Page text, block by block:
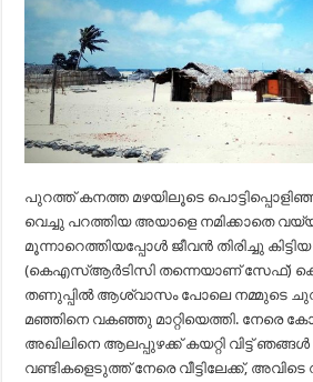
പുറത്ത് കനത്ത മഴയിലൂടെ
വെച്ചു പറത്തിയ അയാളെ നമിക്കാതെ
മൂന്നാറെത്തിയപ്പോള്‍ ജീവന്‍ തിരിച്ചു
(കെഎസ്ആര്‍ടിസി തന്നെയാണ് സേഫ്)
തണുപ്പില്‍ ആശ്വാസം പോലെ നമ്മുടെ
മഞ്ഞിനെ വകഞ്ഞു മാറ്റിയെത്തി. നേരെ
അഖിലിനെ ആലപ്പുഴക്ക് കയറ്റി വിട്ട്
വണ്ടികളെടുത്ത് നേരെ വീട്ടിലേക്ക്, അവിടെ